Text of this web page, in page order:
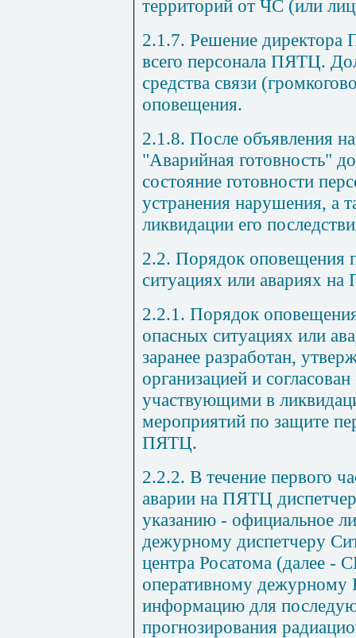
территорий от ЧС (или
2.1.7. Решение директора
всего персонала ПЯТЦ.
средства связи
оповещения.
2.1.8. После объявления
"Аварийная готовность"
состояние готовности
устранения нарушения, а
ликвидации его
2.2. Порядок оповещения
ситуациях или авариях
2.2.1. Порядок
опасных ситуациях или
заранее разработан,
организацией и
участвующими в
мероприятий по защите
ПЯТЦ.
2.2.2. В течение первого
аварии на ПЯТЦ
указанию - официальное
дежурному диспетчеру
центра Росатома (далее -
оперативному дежурному
информацию для
прогнозирования